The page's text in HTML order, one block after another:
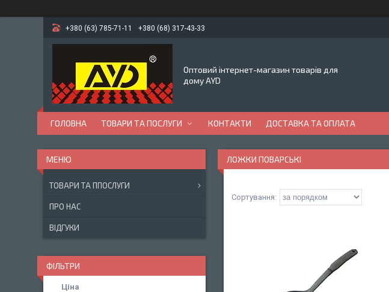
+380 (63) 785-71-11 +380 (68) 317-43-33
Оптовий інтернет-магазин товарів для
дому AYD
ГОЛОВНА ТОВАРИ ТА ПОСЛУГИ КОНТАКТИ ДОСТАВКА ТА ОПЛАТА
ЛОЖКИ ПОВАРСЬКІ
ТОВАРИ ТА ППОСЛУГИ
ПРО НАС
ВІДГУКИ
ФІЛЬТРИ
Ціна